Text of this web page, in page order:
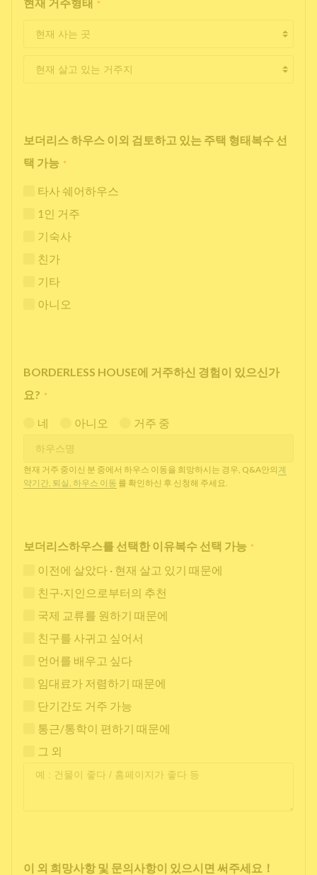
*
보더리스 하우스 이외 검토하고 있는 주택 형태복수 선
택 가능 *
타사 쉐어하우스
1인 거주
기숙사
친가
기타
아니오
BORDERLESS HOUSE에 거주하신 경험이 있으신가
요? *
네 아니오 거주 중
현재 거주 중이신 분 중에서 하우스 이동을 희망하시는 경우, Q&A안의 계
약기간, 퇴실, 하우스 이동 를 확인하신 후 신청해 주세요.
보더리스하우스를 선택한 이유복수 선택 가능 *
이전에 살았다 · 현재 살고 있기 때문에
친구·지인으로부터의 추천
국제 교류를 원하기 때문에
친구를 사귀고 싶어서
언어를 배우고 싶다
임대료가 저렴하기 때문에
단기간도 거주 가능
통근/통학이 편하기 때문에
그 외
이 외 희망사항 및 문의사항이 있으시면 써주세요！